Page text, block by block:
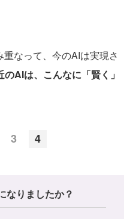
なって、今のAIは実現さ
AIは、こんなに「賢く」
3 4
なりましたか？